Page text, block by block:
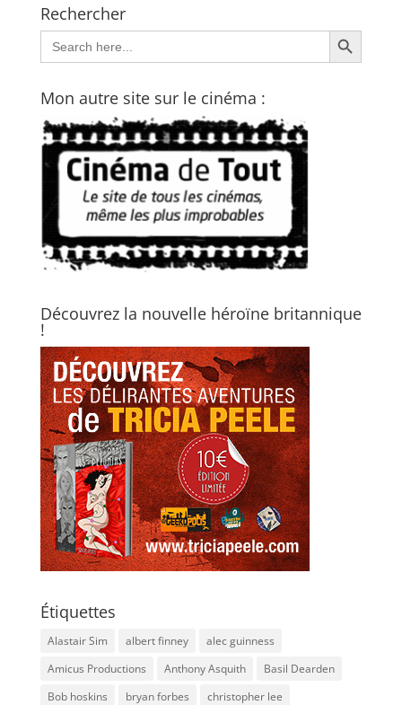
Rechercher
Search
for:
Search Button
Mon autre site sur le cinéma :
Découvrez la nouvelle héroïne britannique
!
Étiquettes
Alastair Sim albert finney
alec guinness
Amicus Productions
Anthony Asquith
Basil Dearden
Bob hoskins
bryan forbes
christopher lee